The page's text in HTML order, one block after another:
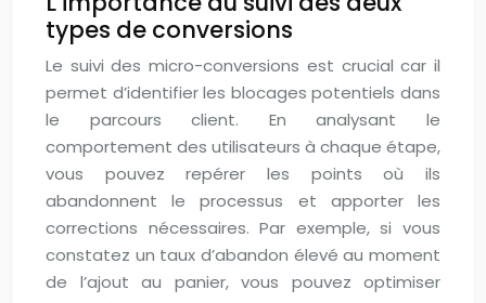
types de conversions
Le suivi des micro-conversions est crucial car il
permet d’identifier les blocages potentiels dans
le parcours client. En analysant le
comportement des utilisateurs à chaque étape,
vous pouvez repérer les points où ils
abandonnent le processus et apporter les
corrections nécessaires. Par exemple, si vous
constatez un taux d’abandon élevé au moment
de l’ajout au panier, vous pouvez optimiser